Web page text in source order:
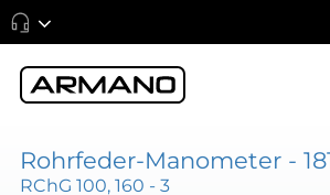
Rohrfeder-Manometer -
RChG 100, 160 - 3